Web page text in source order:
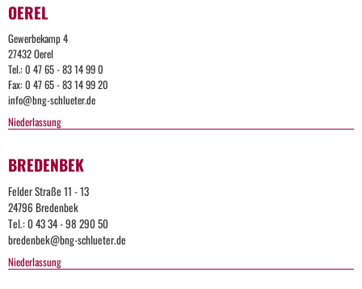
OEREL
Gewerbekamp 4
27432 Oerel
Tel.: 0 47 65 - 83 14 99 0
Fax: 0 47 65 - 83 14 99 20
info@bng-schlueter.de
Niederlassung
BREDENBEK
Felder Straße 11 - 13
24796 Bredenbek
Tel.: 0 43 34 - 98 290 50
bredenbek@bng-schlueter.de
Niederlassung